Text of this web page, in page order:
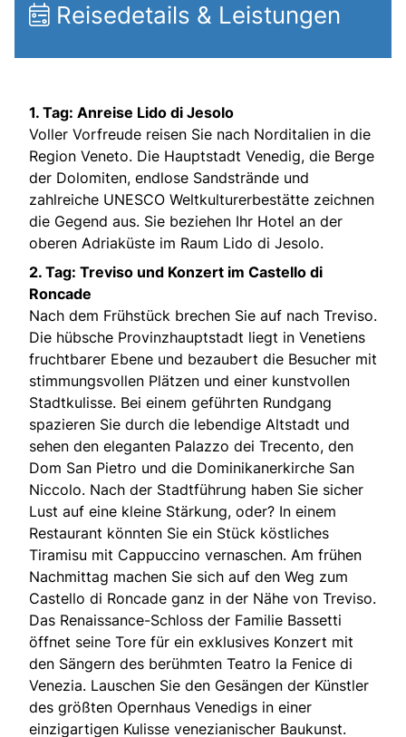
Reisedetails & Leistungen
1. Tag: Anreise Lido di Jesolo
Voller Vorfreude reisen Sie nach Norditalien in die
Region Veneto. Die Hauptstadt Venedig, die Berge
der Dolomiten, endlose Sandstrände und
zahlreiche UNESCO Weltkulturerbestätte zeichnen
die Gegend aus. Sie beziehen Ihr Hotel an der
oberen Adriaküste im Raum Lido di Jesolo.
2. Tag: Treviso und Konzert im Castello di
Roncade
Nach dem Frühstück brechen Sie auf nach Treviso.
Die hübsche Provinzhauptstadt liegt in Venetiens
fruchtbarer Ebene und bezaubert die Besucher mit
stimmungsvollen Plätzen und einer kunstvollen
Stadtkulisse. Bei einem geführten Rundgang
spazieren Sie durch die lebendige Altstadt und
sehen den eleganten Palazzo dei Trecento, den
Dom San Pietro und die Dominikanerkirche San
Niccolo. Nach der Stadtführung haben Sie sicher
Lust auf eine kleine Stärkung, oder? In einem
Restaurant könnten Sie ein Stück köstliches
Tiramisu mit Cappuccino vernaschen. Am frühen
Nachmittag machen Sie sich auf den Weg zum
Castello di Roncade ganz in der Nähe von Treviso.
Das Renaissance-Schloss der Familie Bassetti
öffnet seine Tore für ein exklusives Konzert mit
den Sängern des berühmten Teatro la Fenice di
Venezia. Lauschen Sie den Gesängen der Künstler
des größten Opernhaus Venedigs in einer
einzigartigen Kulisse venezianischer Baukunst.